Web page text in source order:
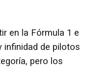
en la Fórmula 1 e
infinidad de pilotos
pero los